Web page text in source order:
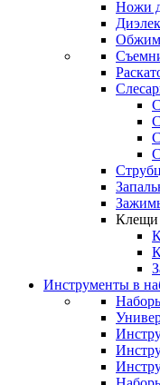
Ножи
Клещи
Инструменты в